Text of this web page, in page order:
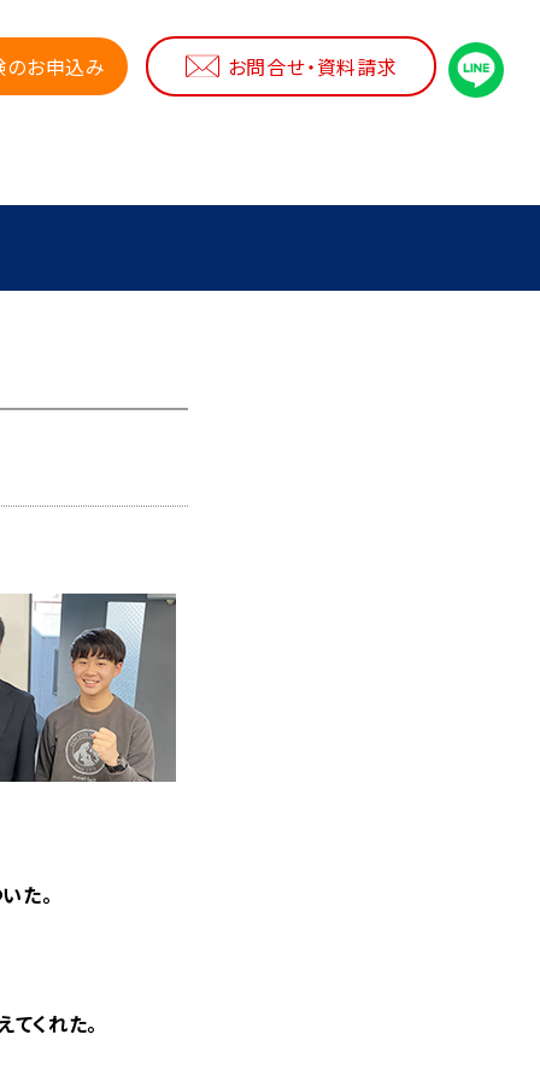
お申込み お問合せ・資料請求
講習会 塾の選び方 よくある質問
た。
くれた。